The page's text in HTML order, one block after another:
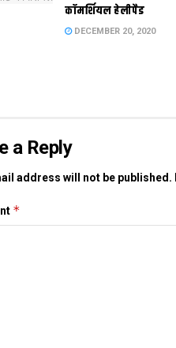
कॉमर्शियल हेलीपैड
DECEMBER 20, 2020
a Reply
address will not be published.
*